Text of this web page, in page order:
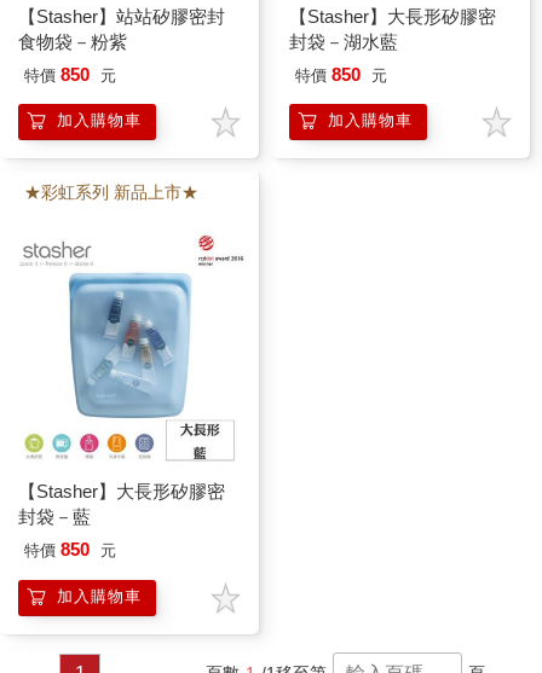
【Stasher】站站矽膠密封
食物袋－粉紫
特價 850 元
加入購物車
【Stasher】大長形矽膠密
封袋－湖水藍
特價 850 元
加入購物車
★彩虹系列 新品上市★
【Stasher】大長形矽膠密
封袋－藍
特價 850 元
加入購物車